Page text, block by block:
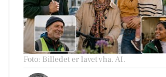
Foto: Billedet er lavet vha. AI.